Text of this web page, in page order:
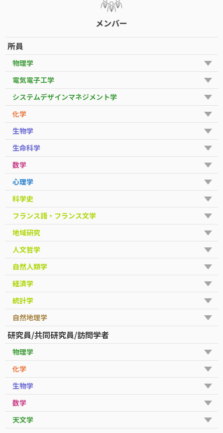
メンバー
所員
物理学
電気電子工学
システムデザインマネジメント学
化学
生物学
生命科学
数学
心理学
科学史
フランス語・フランス文学
地域研究
人文哲学
自然人類学
経済学
統計学
自然地理学
研究員/共同研究員/訪問学者
物理学
化学
生物学
数学
天文学